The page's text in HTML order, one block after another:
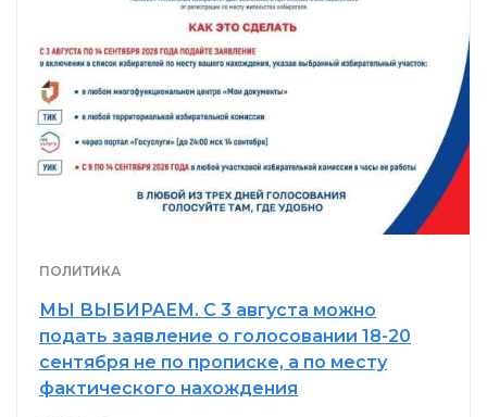
ПОЛИТИКА
МЫ ВЫБИРАЕМ. С 3 августа можно
подать заявление о голосовании 18-20
сентября не по прописке, а по месту
фактического нахождения